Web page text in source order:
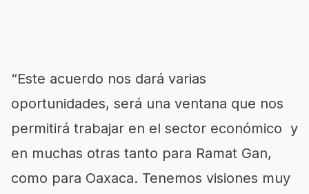
“Este acuerdo nos dará varias
oportunidades, será una ventana que nos
permitirá trabajar en el sector económico y
en muchas otras tanto para Ramat Gan,
como para Oaxaca. Tenemos visiones muy